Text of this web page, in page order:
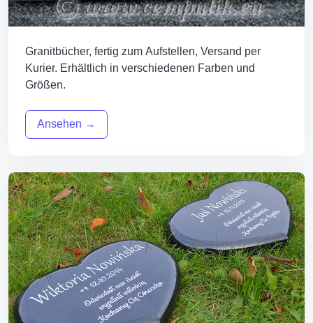
Granitbücher, fertig zum Aufstellen, Versand per
Kurier. Erhältlich in verschiedenen Farben und
Größen.
Ansehen →